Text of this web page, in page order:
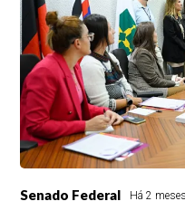
Senado Federal Há 2 meses